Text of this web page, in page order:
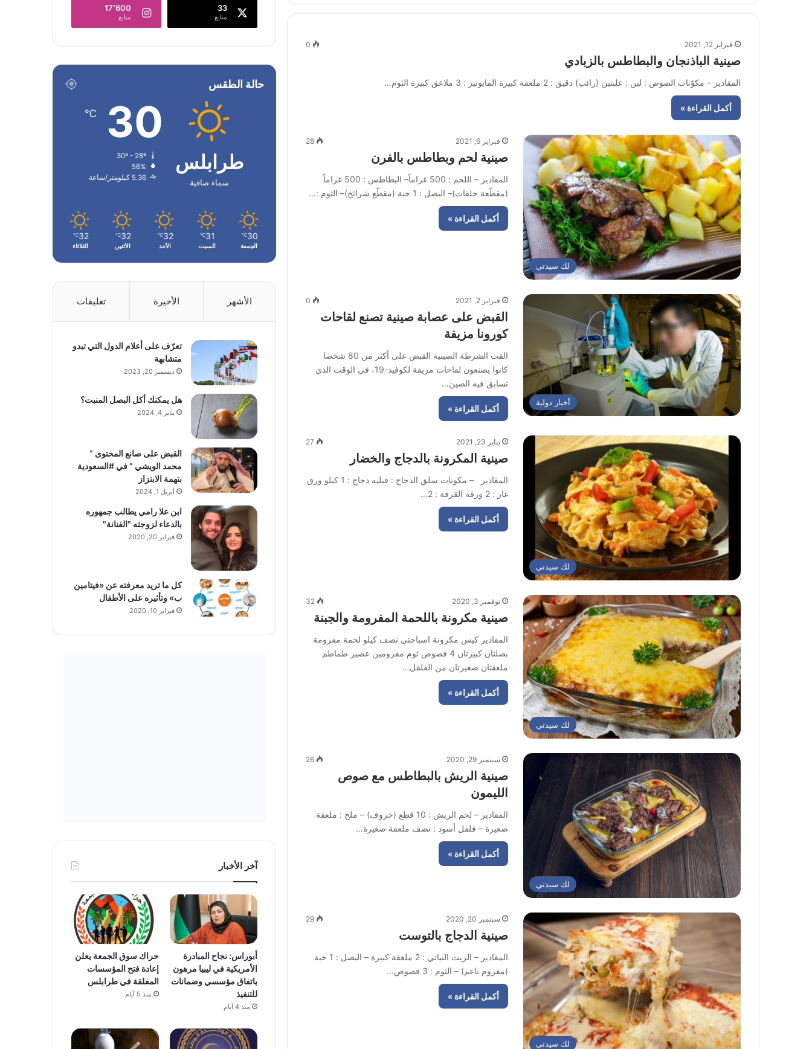
فبراير 12, 2021 0
صينية الباذنجان والبطاطس بالزبادي
المقادير – مكوّنات الصوص : لبن : علبتين (رائب) دقيق : 2 ملعقة كبيرة المايونيز : 3 ملاعق كبيرة الثوم…
أكمل القراءة »
لك سيدتي
فبراير 6, 2021 28
صينية لحم وبطاطس بالفرن
المقادير – اللحم : 500 غراماً– البطاطس : 500 غراماً
(مقطّعة حلقات)– البصل : 1 حبة (مقطّع شرائح)– الثوم :…
أكمل القراءة »
أخبار دولية
فبراير 2, 2021 0
القبض على عصابة صينية تصنع لقاحات
كورونا مزيفة
القت الشرطة الصينية القبض على أكثر من 80 شخصا
كانوا يصنعون لقاحات مزيفة لكوفيد-19، في الوقت الذي
تسابق فيه الصين…
أكمل القراءة »
لك سيدتي
يناير 23, 2021 27
صينية المكرونة بالدجاج والخضار
المقادير – مكونات سلق الدجاج : فيليه دجاج : 1 كيلو ورق
غار : 2 ورقة القرفة : 2…
أكمل القراءة »
لك سيدتي
نوفمبر 3, 2020 32
صينية مكرونة باللحمة المفرومة والجبنة
المقادير كيس مكرونة اسباجتى نصف كيلو لحمة مفرومة
بصلتان كبيرتان 4 فصوص ثوم مفرومين عصير طماطم
ملعقتان صغيرتان من الفلفل…
أكمل القراءة »
لك سيدتي
سبتمبر 29, 2020 26
صينية الريش بالبطاطس مع صوص
الليمون
المقادير – لحم الريش : 10 قطع (خروف) – ملح : ملعقة
صغيرة – فلفل أسود : نصف ملعقة صغيرة…
أكمل القراءة »
لك سيدتي
سبتمبر 20, 2020 29
صينية الدجاج بالتوست
المقادير – الزيت النباتي : 2 ملعقة كبيرة – البصل : 1 حبة
(مفروم ناعم) – الثوم : 3 فصوص…
أكمل القراءة »
33
متابع
17٬600
متابع
حالة الطقس
طرابلس
سماء صافية
30
℃
56%
5.36 كيلومتر/ساعة
30
℃
الجمعة
31
℃
السبت
32
℃
الأحد
32
℃
الأثنين
32
℃
الثلاثاء
الأشهر الأخيرة تعليقات
تعرّف على أعلام الدول التي تبدو
متشابهة
ديسمبر 20, 2023
هل يمكنك أكل البصل المنبت؟
يناير 4, 2024
القبض على صانع المحتوى ”
محمد الويشي ” في #السعودية
بتهمة الابتزاز
أبريل 1, 2024
ابن علا رامي يطالب جمهوره
بالدعاء لزوجته "الفنانة"
فبراير 20, 2020
كل ما تريد معرفته عن «فيتامين
ب» وتأثيره على الأطفال
فبراير 10, 2020
آخر الأخبار
أبوراس: نجاح المبادرة
الأمريكية في ليبيا مرهون
باتفاق مؤسسي وضمانات
للتنفيذ
منذ 4 أيام
حراك سوق الجمعة يعلن
إعادة فتح المؤسسات
المغلقة في طرابلس
منذ 5 أيام